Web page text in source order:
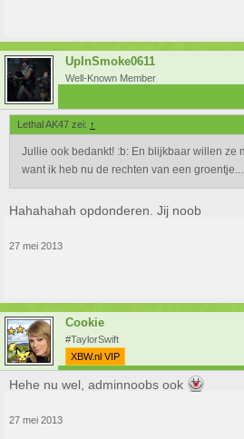
UpInSmoke0611
Well-Known Member
Lethal AK47 zei: ↑
Jullie ook bedankt! :b: En blijkbaar willen ze
want ik heb nu de rechten van een
Hahahahah opdonderen. Jij noob
27 mei 2013
Cookie
#TaylorSwift
XBW.nl VIP
Hehe nu wel, adminnoobs ook
27 mei 2013